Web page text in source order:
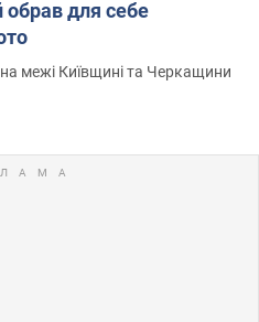
обрав для себе
межі Київщині та Черкащини